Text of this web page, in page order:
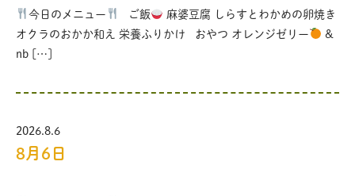
今日のメニュー ご飯
麻婆豆腐 しらすとわかめの卵焼き
オクラのおかか和え 栄養ふりかけ おやつ オレンジゼリー
&
nb […]
2026.8.6
8月6日